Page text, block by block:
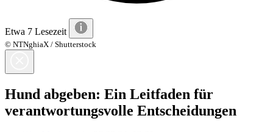
Etwa 7 Lesezeit
© NTNghiaX / Shutterstock
Hund abgeben: Ein Leitfaden für
verantwortungsvolle Entscheidungen